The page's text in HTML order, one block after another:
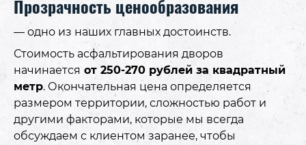
Прозрачность ценообразования
— одно из наших главных достоинств.
Стоимость асфальтирования дворов
начинаетсяот 250-270 рублей за квадратный
метр. Окончательная цена определяется
размером территории, сложностью работ и
другими факторами, которые мы всегда
обсуждаем с клиентом заранее, чтобы